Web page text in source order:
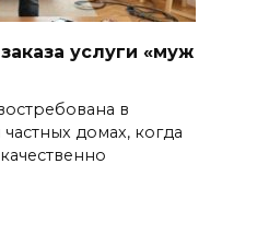
услуги «муж
в
домах, когда